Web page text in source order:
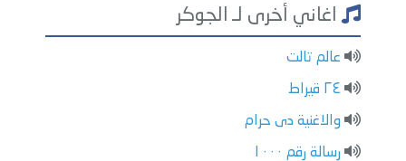
اغاني أخرى لـ الجوكر
عالم تالت
٢٤ قيراط
والاغنية دى حرام
رسالة رقم ١٠٠٠